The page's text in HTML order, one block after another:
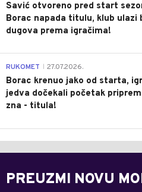
Savić otvoreno pred start
Borac napada titulu, klub ulazi
dugova prema igračima!
RUKOMET 27.07.2026.
Borac krenuo jako od starta,
jedva dočekali početak
zna - titula!
PREUZMI NOVU